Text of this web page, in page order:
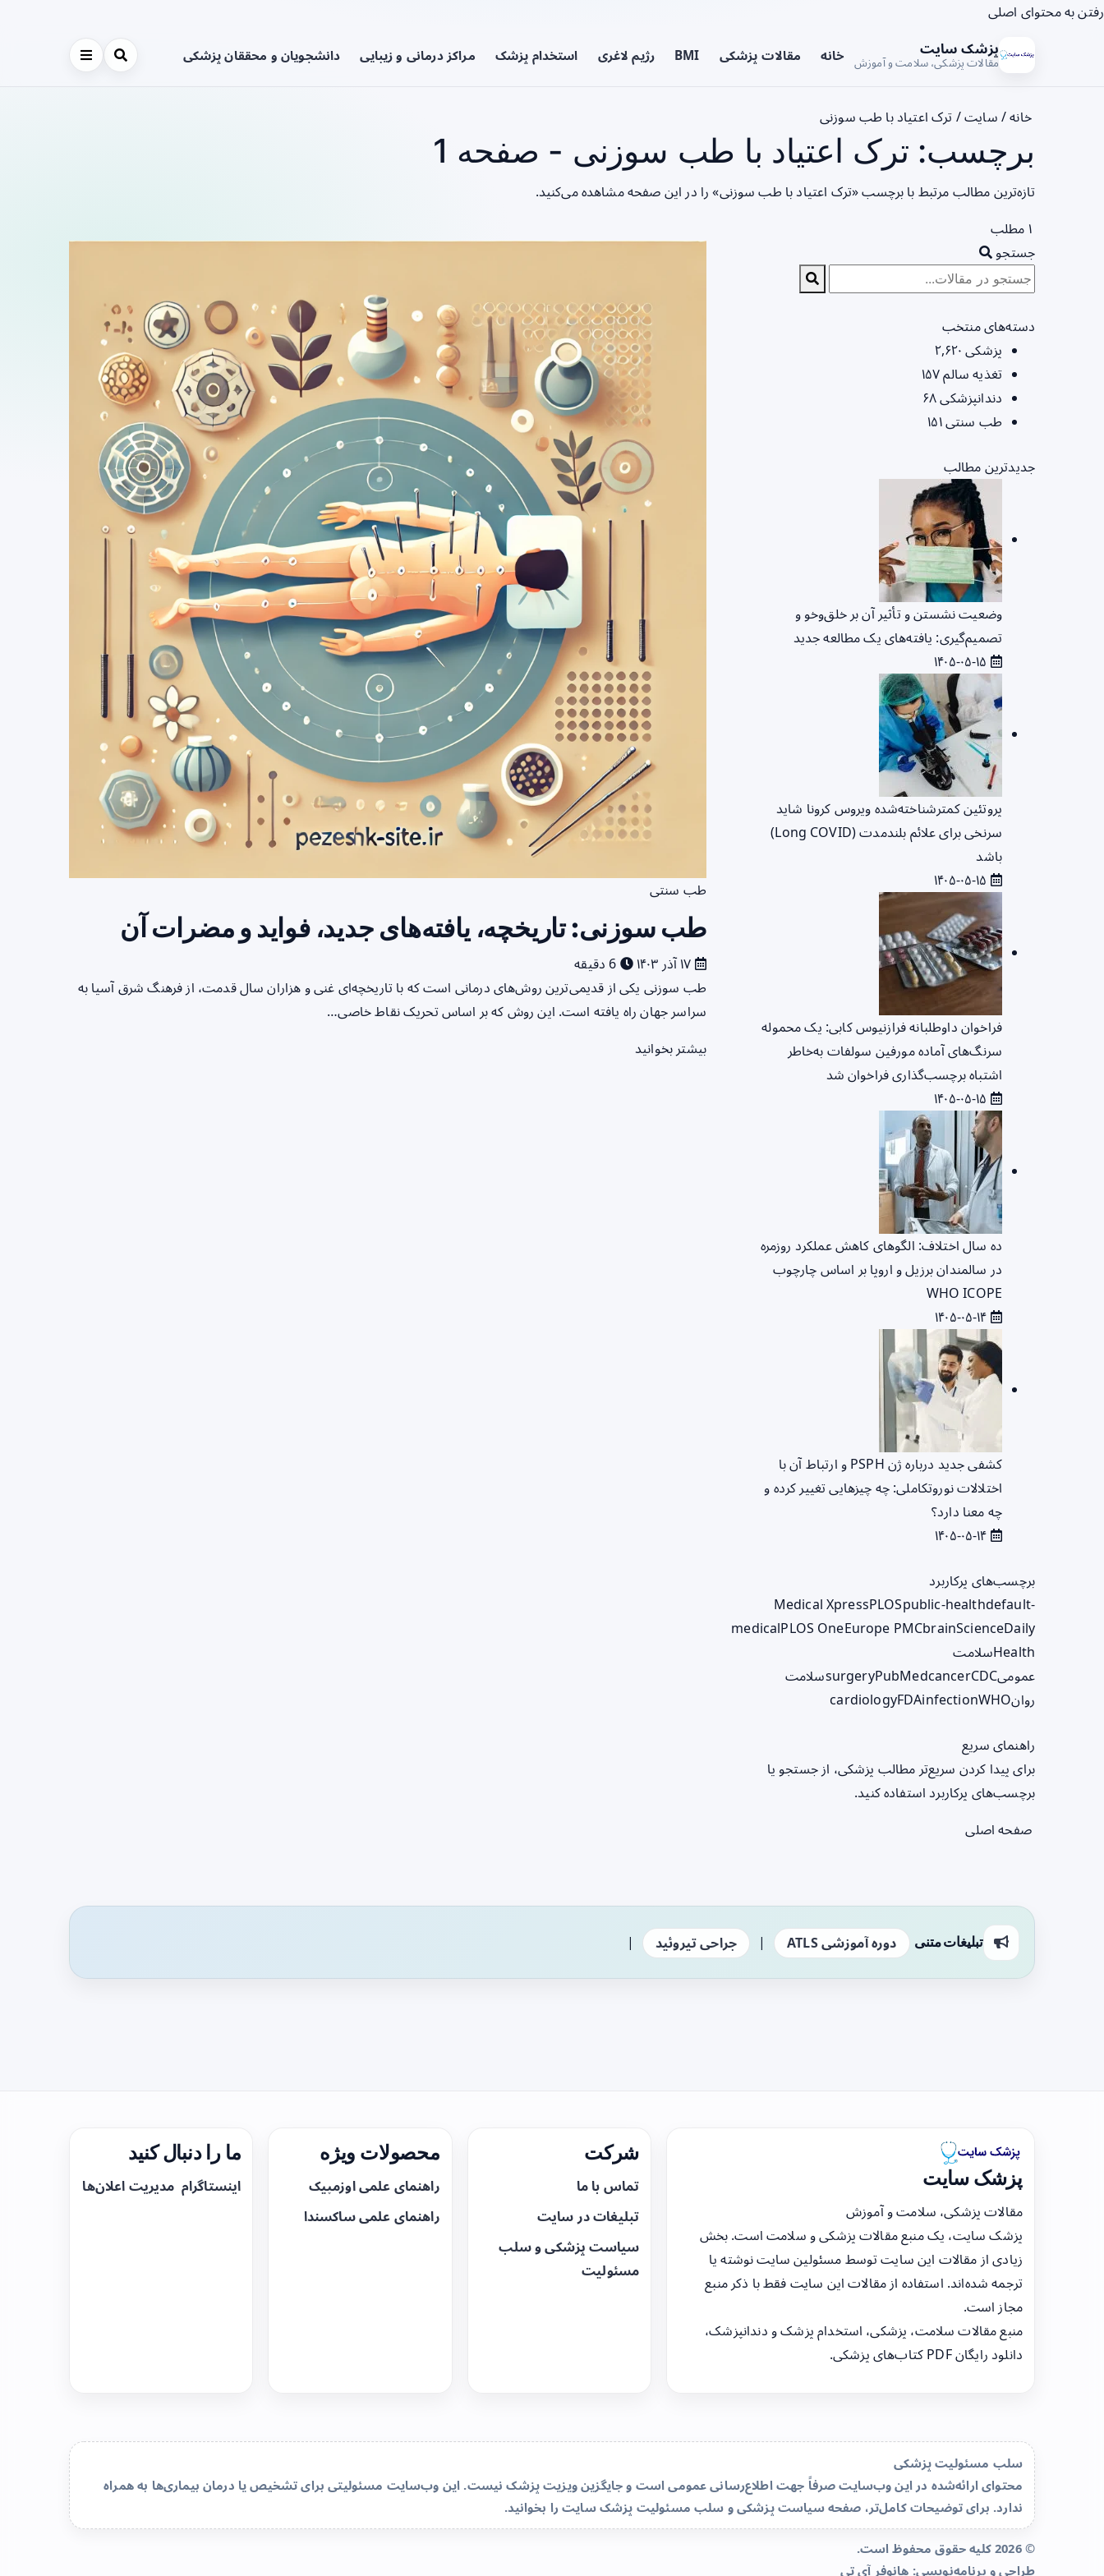
رفتن به محتوای اصلی
پزشک سایت
مقالات پزشکی، سلامت و آموزش خانه مقالات پزشکی BMI رژیم لاغری استخدام پزشک مراکز درمانی و زیبایی دانشجویان و محققان پزشکی
خانه/ سایت/ ترک اعتیاد با طب سوزنی
برچسب: ترک اعتیاد با طب سوزنی - صفحه 1
تازه‌ترین مطالب مرتبط با برچسب «ترک اعتیاد با طب سوزنی» را در این صفحه مشاهده می‌کنید.
۱ مطلب
طب سنتی
طب سوزنی: تاریخچه، یافته‌های جدید، فواید و مضرات آن
طب سوزنی یکی از قدیمی‌ترین روش‌های درمانی است که با تاریخچه‌ای غنی و هزاران سال قدمت، از فرهنگ شرق آسیا به
سراسر جهان راه یافته است. این روش که بر اساس تحریک نقاط خاصی…
بیشتر بخوانید
جستجو
دسته‌های منتخب
پزشکی ۲,۶۲۰
تغذیه سالم۱۵۷
دندانپزشکی۶۸
طب سنتی۱۵۱
جدیدترین مطالب
وضعیت نشستن و تأثیر آن بر خلق‌وخو و
تصمیم‌گیری: یافته‌های یک مطالعه جدید
پروتئین کمترشناخته‌شده ویروس کرونا شاید
سرنخی برای علائم بلندمدت (Long COVID)
باشد
فراخوان داوطلبانه فرازنیوس کابی: یک محموله
سرنگ‌های آماده مورفین سولفات به‌خاطر
اشتباه برچسب‌گذاری فراخوان شد
ده سال اختلاف: الگوهای کاهش عملکرد روزمره
در سالمندان برزیل و اروپا بر اساس چارچوب
WHO ICOPE
کشفی جدید درباره ژن PSPH و ارتباط آن با
اختلالات نوروتکاملی: چه چیزهایی تغییر کرده و
چه معنا دارد؟
برچسب‌های پرکاربرد
Medical XpressPLOSpublic-healthdefault-
medicalPLOS OneEurope PMCbrainScienceDaily
Healthسلامت
عمومی
surgeryPubMedcancerCDC
سلامت
روان
cardiologyFDAinfectionWHO
راهنمای سریع
برای پیدا کردن سریع‌تر مطالب پزشکی، از جستجو یا
برچسب‌های پرکاربرد استفاده کنید.
صفحه اصلی
تبلیغات متنی دوره آموزشی ATLS | جراحی تیروئید |
پزشک سایت
مقالات پزشکی، سلامت و آموزش
پزشک سایت، یک منبع مقالات پزشکی و سلامت است. بخش
زیادی از مقالات این سایت توسط مسئولین سایت نوشته یا
ترجمه شده‌اند. استفاده از مقالات این سایت فقط با ذکر منبع
مجاز است.
منبع مقالات سلامت، پزشکی، استخدام پزشک و دندانپزشک،
دانلود رایگان PDF کتاب‌های پزشکی.
شرکت
تماس با ما
تبلیغات در سایت
سیاست پزشکی و سلب
مسئولیت
محصولات ویژه
راهنمای علمی اوزمپیک
راهنمای علمی ساکسندا
ما را دنبال کنید
اینستاگرام مدیریت اعلان‌ها
سلب مسئولیت پزشکی
محتوای ارائه‌شده در این وب‌سایت صرفاً جهت اطلاع‌رسانی عمومی است و جایگزین ویزیت پزشک نیست. این وب‌سایت مسئولیتی برای تشخیص یا درمان بیماری‌ها به همراه
ندارد. برای توضیحات کامل‌تر، صفحهسیاست پزشکی و سلب مسئولیت پزشک سایترا بخوانید.
© 2026 کلیه حقوق محفوظ است.
طراحی و برنامه‌نویسی: هانوفر آی تی